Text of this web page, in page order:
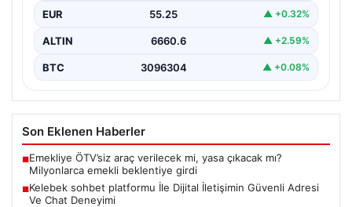
EUR 55.25 ▲ +0.32%
ALTIN 6660.6 ▲ +2.59%
BTC 3096304 ▲ +0.08%
Son Eklenen Haberler
■Emekliye ÖTV’siz araç verilecek mi, yasa çıkacak mı?
Milyonlarca emekli beklentiye girdi
■Kelebek sohbet platformu İle Dijital İletişimin Güvenli Adresi
Ve Chat Deneyimi